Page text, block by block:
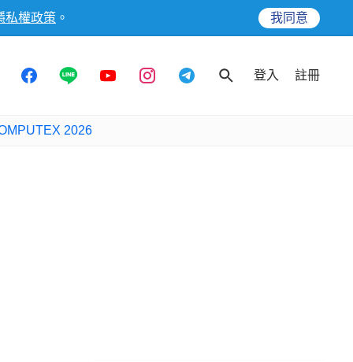
私權政策 。 我同意
登入 註冊
2026